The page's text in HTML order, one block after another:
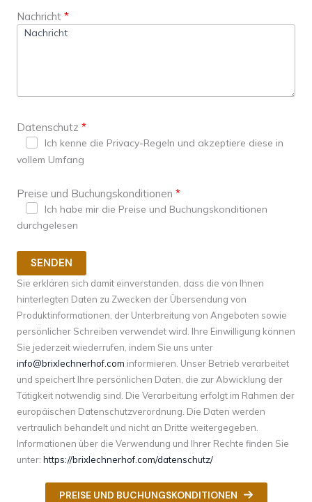
Nachricht
Datenschutz
Ich kenne die Privacy-Regeln und akzeptiere diese in
vollem Umfang
Preise und Buchungskonditionen
Ich habe mir die Preise und Buchungskonditionen
durchgelesen
SENDEN
Sie erklären sich damit einverstanden, dass die von Ihnen
hinterlegten Daten zu Zwecken der Übersendung von
Produktinformationen, der Unterbreitung von Angeboten sowie
persönlicher Schreiben verwendet wird. Ihre Einwilligung können
Sie jederzeit wiederrufen, indem Sie uns unter
info@brixlechnerhof.com informieren. Unser Betrieb verarbeitet
und speichert Ihre persönlichen Daten, die zur Abwicklung der
Tätigkeit notwendig sind. Die Verarbeitung erfolgt im Rahmen der
europäischen Datenschutzverordnung. Die Daten werden
vertraulich behandelt und nicht an Dritte weitergegeben.
Informationen über die Verwendung und Ihrer Rechte finden Sie
unter: https://brixlechnerhof.com/datenschutz/
PREISE UND BUCHUNGSKONDITIONEN